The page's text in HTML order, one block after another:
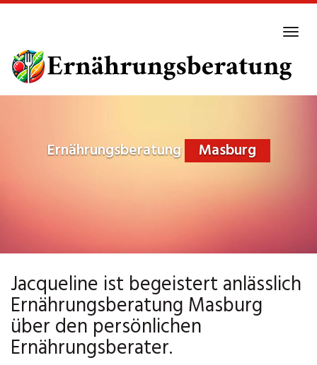
main
content
Ernährungsberatung Masburg
Jacqueline ist begeistert anlässlich
Ernährungsberatung Masburg
über den persönlichen
Ernährungsberater.